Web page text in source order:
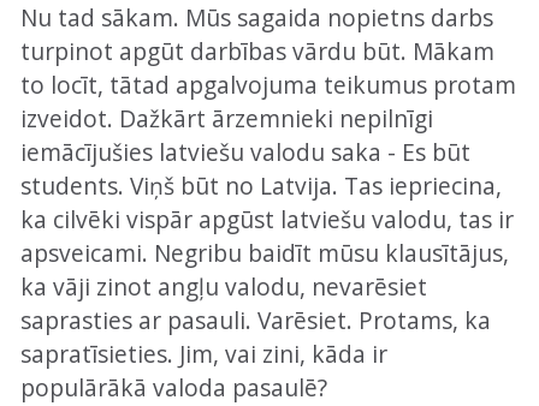
Nu tad sākam. Mūs sagaida nopietns darbs
turpinot apgūt darbības vārdu būt. Mākam
to locīt, tātad apgalvojuma teikumus protam
izveidot. Dažkārt ārzemnieki nepilnīgi
iemācījušies latviešu valodu saka - Es būt
students. Viņš būt no Latvija. Tas iepriecina,
ka cilvēki vispār apgūst latviešu valodu, tas ir
apsveicami. Negribu baidīt mūsu klausītājus,
ka vāji zinot angļu valodu, nevarēsiet
saprasties ar pasauli. Varēsiet. Protams, ka
sapratīsieties. Jim, vai zini, kāda ir
populārākā valoda pasaulē?